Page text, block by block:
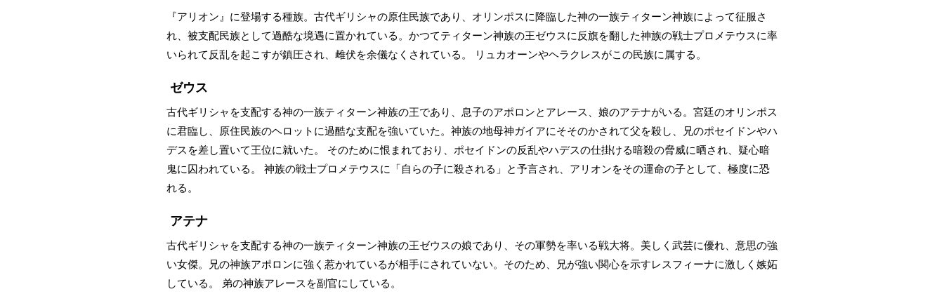
『アリオン』に登場する種族。古代ギリシャの原住民族であり、オリンポスに降臨した神の一族ティターン神族によって征服さ
れ、被支配民族として過酷な境遇に置かれている。かつてティターン神族の王ゼウスに反旗を翻した神族の戦士プロメテウスに率
いられて反乱を起こすが鎮圧され、雌伏を余儀なくされている。 リュカオーンやヘラクレスがこの民族に属する。
ゼウス
古代ギリシャを支配する神の一族ティターン神族の王であり、息子のアポロンとアレース、娘のアテナがいる。宮廷のオリンポス
に君臨し、原住民族のヘロットに過酷な支配を強いていた。神族の地母神ガイアにそそのかされて父を殺し、兄のポセイドンやハ
デスを差し置いて王位に就いた。 そのために恨まれており、ポセイドンの反乱やハデスの仕掛ける暗殺の脅威に晒され、疑心暗
鬼に囚われている。 神族の戦士プロメテウスに「自らの子に殺される」と予言され、アリオンをその運命の子として、極度に恐
れる。
アテナ
古代ギリシャを支配する神の一族ティターン神族の王ゼウスの娘であり、その軍勢を率いる戦大将。美しく武芸に優れ、意思の強
い女傑。兄の神族アポロンに強く惹かれているが相手にされていない。そのため、兄が強い関心を示すレスフィーナに激しく嫉妬
している。 弟の神族アレースを副官にしている。